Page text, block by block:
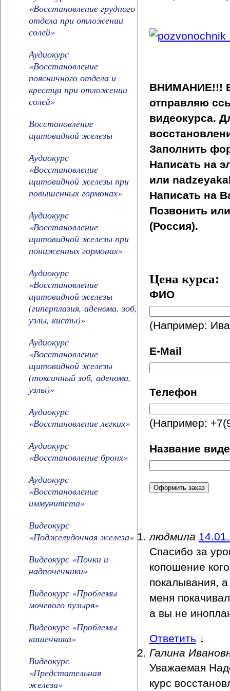
«Восстановление грудного
отдела при отложении
солей»
Аудиокурс
«Восстановление
поясничного отдела и
крестца при отложении
солей»
Восстановление
щитовидной железы
Аудиокурс
«Восстановление
щитовидной железы при
повышенных гормонах»
Аудиокурс
«Восстановление
щитовидной железы при
пониженных гормонах»
Аудиокурс
«Восстановление
щитовидной железы
(гиперплазия, аденома, зоб,
узлы, кисты)»
Аудиокурс
«Восстановление
щитовидной железы
(токсичный зоб, аденома,
узлы)»
Аудиокурс
«Восстановление легких»
Аудиокурс
«Восстановление бронх»
Аудиокурс
«Восстановление
иммунитета»
Видеокурс
«Поджелудочная железа»
Видеокурс «Почки и
надпочечники»
Видеокурс «Проблемы
мочевого пузыря»
Видеокурс «Проблемы
кишечника»
Видеокурс
«Предстательная
железа»
ВНИМАНИЕ!!!
отправляю
видеокурса.
Заполнить
Написать на
или
Написать на
Позвонить
(Россия).
Цена курса:
ФИО
(Например:
E-Mail
Телефон
(Например:
Название
людмила
Спасибо за
копошение
покалывания,
меня
а вы не
Ответить ↓
Галина
Уважаемая
курс